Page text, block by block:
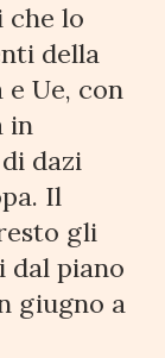
lo
della
Ue, con
in
dazi
Il
gli
dal piano
giugno a